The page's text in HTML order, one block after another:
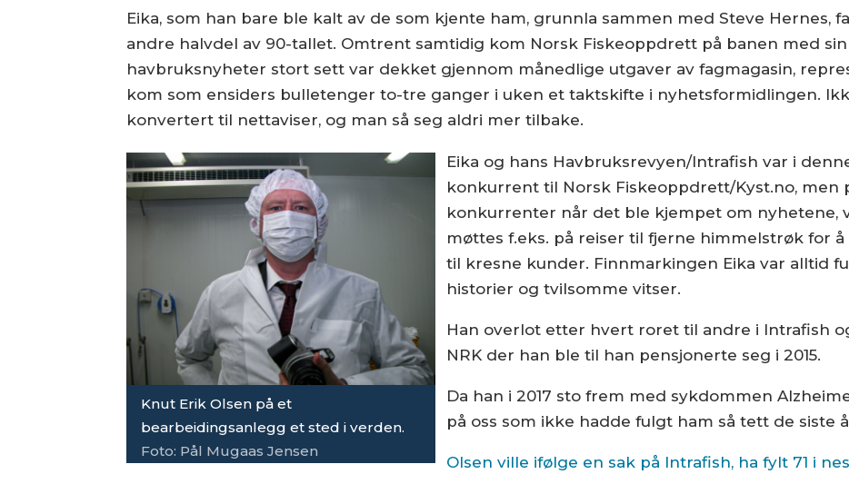
Eika, som han bare ble kalt av de som kjente ham, grunnla sammen med Steve Hernes,
andre halvdel av 90-tallet. Omtrent samtidig kom Norsk Fiskeoppdrett på banen med sin
havbruksnyheter stort sett var dekket gjennom månedlige utgaver av fagmagasin,
kom som ensiders bulletenger to-tre ganger i uken et taktskifte i nyhetsformidlingen.
konvertert til nettaviser, og man så seg aldri mer tilbake.
Knut Erik Olsen på et
bearbeidingsanlegg et sted i verden.
Foto: Pål Mugaas Jensen
Eika og hans Havbruksrevyen/Intrafish var i
konkurrent til Norsk Fiskeoppdrett/Kyst.no, men
konkurrenter når det ble kjempet om nyhetene,
møttes f.eks. på reiser til fjerne himmelstrøk for
til kresne kunder. Finnmarkingen Eika var alltid
historier og tvilsomme vitser.
Han overlot etter hvert roret til andre i Intrafish
NRK der han ble til han pensjonerte seg i 2015.
Da han i 2017 sto frem med sykdommen
på oss som ikke hadde fulgt ham så tett de siste
Olsen ville ifølge en sak på Intrafish, ha fylt 71 i